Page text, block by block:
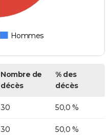
Hommes
Nombre de
décès
% des
décès
30 50,0 %
30 50,0 %